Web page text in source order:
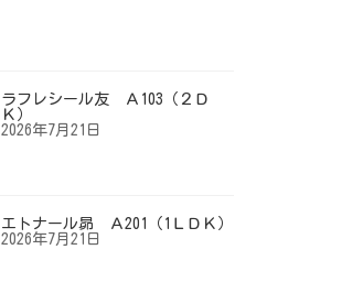
ラフレシール友 Ａ103（２Ｄ
Ｋ）
2026年7月21日
エトナール昴 Ａ201（1ＬＤＫ）
2026年7月21日